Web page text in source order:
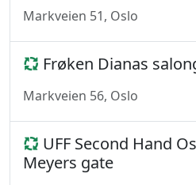
Markveien 51, Oslo
Frøken Dianas
Markveien 56, Oslo
UFF Second Hand
Meyers gate